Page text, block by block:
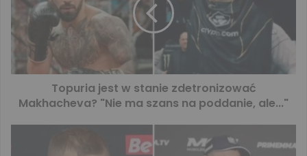
Topuria jest w stanie zdetronizować
Makhacheva? "Nie ma szans na poddanie, ale..."